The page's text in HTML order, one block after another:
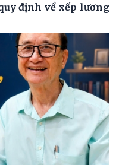
định về xếp lương